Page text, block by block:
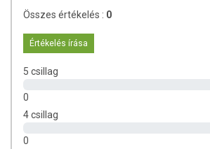
Összes értékelés : 0
Értékelés írása
5 csillag
0
4 csillag
0